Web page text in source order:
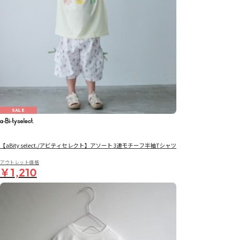
SALE
【aBity select./アビティセレクト】アソート 3連モチーフ半袖Tシャツ
アウトレット価格
￥1,210